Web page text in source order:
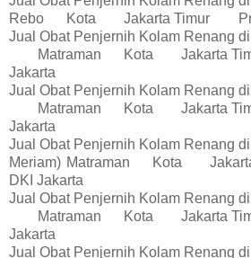
Rebo
Kota Jakarta Timur
Jual Obat Penjernih Kolam Renang di
Matraman
Kota Jakarta
Jakarta
Jual Obat Penjernih Kolam Renang di
Matraman
Kota Jakarta
Jakarta
Jual Obat Penjernih Kolam Renang di
Meriam) Matraman Kota
DKI Jakarta
Jual Obat Penjernih Kolam Renang di
Matraman
Kota Jakarta
Jakarta
Jual Obat Penjernih Kolam Renang di